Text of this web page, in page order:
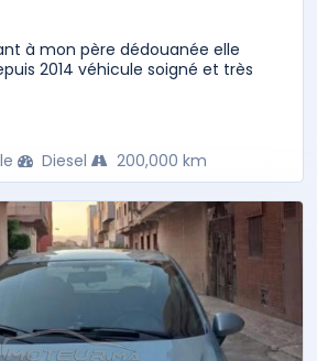
à mon père dédouanée elle
2014 véhicule soigné et très
Diesel 200,000 km